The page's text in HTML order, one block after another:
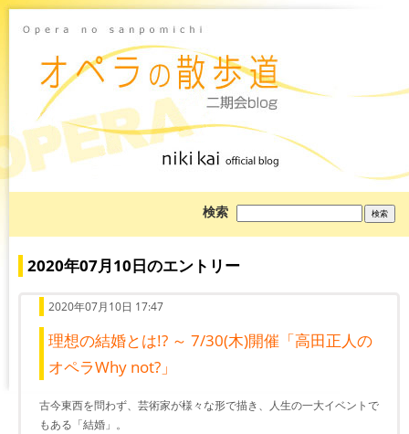
検索
を
索:
2020年07月10日のエントリー
2020年07月10日 17:47
理想の結婚とは!? ～ 7/30(木)開催「高田正人の
オペラWhy not?」
古今東西を問わず、芸術家が様々な形で描き、人生の一大イベントで
もある「結婚」。